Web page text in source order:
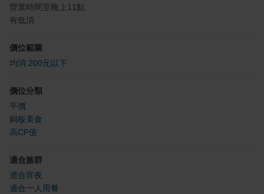
營業時間至晚上11點
有低消
價位範圍
均消 200元以下
價位分類
平價
銅板美食
高CP值
適合族群
適合宵夜
適合一人用餐